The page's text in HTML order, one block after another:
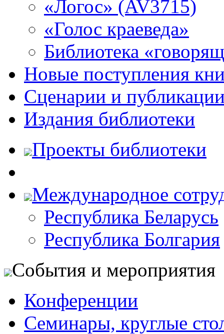
«Логос» (AV3715)
«Голос краеведа»
Библиотека
Новые поступления
Сценарии и
Издания библиотеки
Проекты библиотеки
Международное
Республика Беларусь
Республика Болгария
События и мероприятия
Конференции
Семинары, круглые